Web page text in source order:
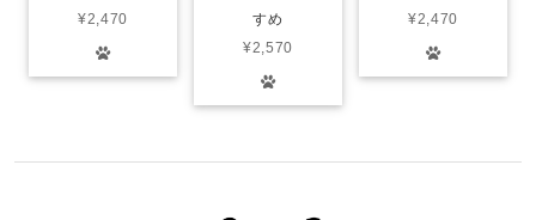
¥2,470
すめ
¥2,570
¥2,470